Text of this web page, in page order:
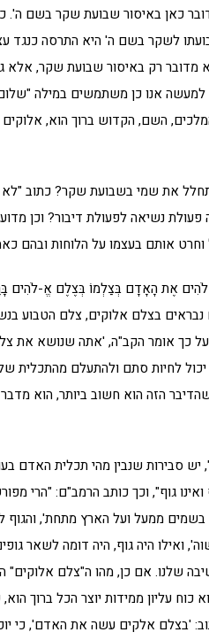
כאן באיסור שבועת שקר בשם ה'.
לשקר בשם ה' היא התרסה כנגד
לא מדובר רק באיסור שבועת שקר,
למעשה אנו כן משתמשים במילה
השם, הקדוש ברוך הוא,
את שמי בשבועת שקר? כתוב
נשיאה לפעולת דיבור? וכן
אותם בעצמו על הלוחות ובהם
אֶת הָאָדָם בְּצַלְמוֹ בְּצֶלֶם אֱ-לֹהִים
בצלם אלוקים, צלם הטבוע
ועל כך אומר הקב"ה, 'אתה שנושא את
לחיות סתם ולהתעלם מהתכלית
הזה הוא חשוב ביותר, הוא
סבירות שנבין מהי תכלית האדם
גוף", וכך כותב הרמב"ם: "הרי
ממעל ועל הארץ מתחת', והגוף
ואילו היה גוף, היה דומה לשאר
שלנו. אם כן, מהו ה"צלם אלוקים"
עליון ממידות יוצר הכל ברוך
'בצלם אלקים עשה את האדם', כי